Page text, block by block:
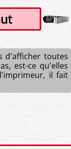
d'afficher toutes
est-ce qu'elles
il fait